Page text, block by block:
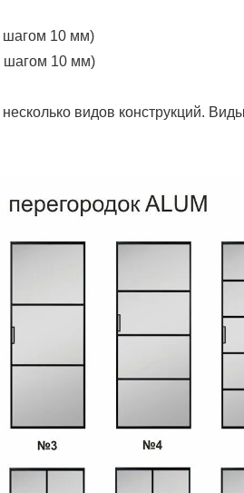
10 мм)
шагом 10 мм)
видов конструкций.